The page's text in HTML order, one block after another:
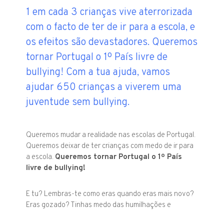
1 em cada 3 crianças vive aterrorizada
com o facto de ter de ir para a escola, e
os efeitos são devastadores. Queremos
tornar Portugal o 1º País livre de
bullying! Com a tua ajuda, vamos
ajudar 650 crianças a viverem uma
juventude sem bullying.
Queremos mudar a realidade nas escolas de Portugal.
Queremos deixar de ter crianças com medo de ir para
a escola. Queremos tornar Portugal o 1º País
livre de bullying!
E tu? Lembras-te como eras quando eras mais novo?
Eras gozado? Tinhas medo das humilhações e